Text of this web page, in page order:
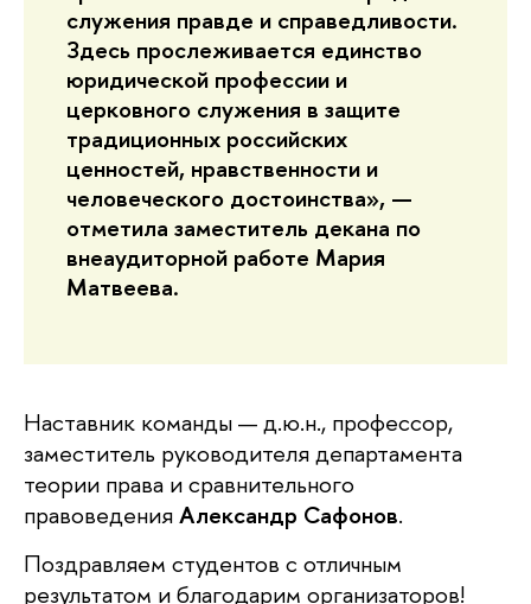
служения правде и справедливости.
Здесь прослеживается единство
юридической профессии и
церковного служения в защите
традиционных российских
ценностей, нравственности и
человеческого достоинства», —
отметила заместитель декана по
внеаудиторной работе Мария
Матвеева.
Наставник команды — д.ю.н., профессор,
заместитель руководителя департамента
теории права и сравнительного
правоведенияАлександр Сафонов.
Поздравляем студентов с отличным
результатом и благодарим организаторов!